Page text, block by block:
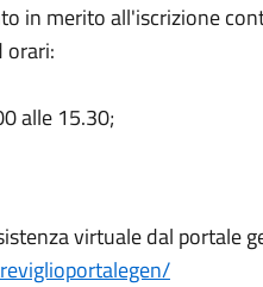
in merito all'iscrizione
orari:
alle 15.30;
virtuale dal portale